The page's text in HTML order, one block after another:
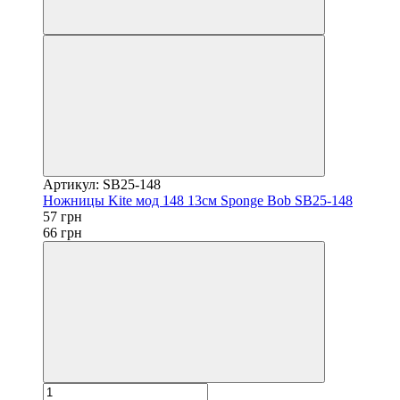
Артикул: SB25-148
Ножницы Kite мод 148 13см Sponge Bob SB25-148
57 грн
66 грн